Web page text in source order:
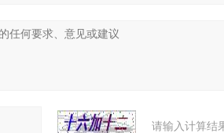
请输入计算结